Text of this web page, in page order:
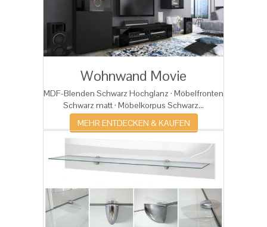
Wohnwand Movie
MDF-Blenden Schwarz Hochglanz · Möbelfronten
Schwarz matt · Möbelkorpus Schwarz...
MEHR ENTDECKEN & KAUFEN